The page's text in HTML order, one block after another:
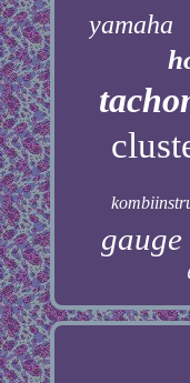
yamaha
gauge